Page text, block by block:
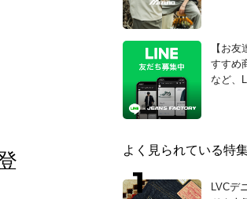
【お
すすめ
など、
よく見られている特
LVCデ